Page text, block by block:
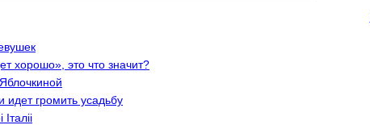
хорошо», это что значит?
идет громить усадьбу
Iталii